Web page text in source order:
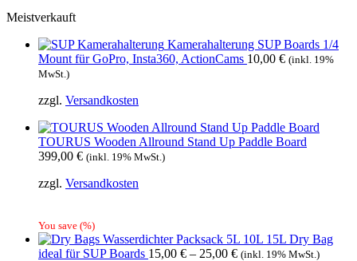
Meistverkauft
Kamerahalterung SUP Boards 1/4
Mount für GoPro, Insta360, ActionCams 10,00 € (inkl. 19%
MwSt.)
zzgl. Versandkosten
TOURUS Wooden Allround Stand Up Paddle Board
399,00 € (inkl. 19% MwSt.)
zzgl. Versandkosten
You save (%)
Wasserdichter Packsack 5L 10L 15L Dry Bag
ideal für SUP Boards 15,00 € – 25,00 € (inkl. 19% MwSt.)